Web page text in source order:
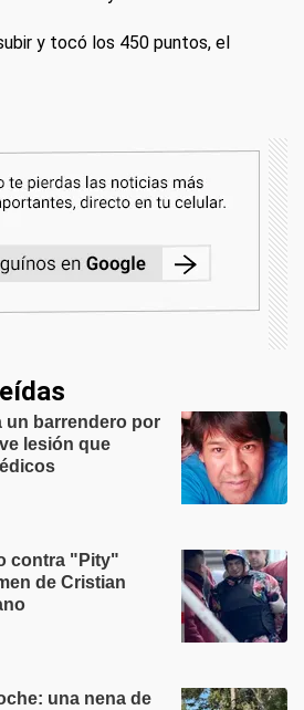
y tocó los 450 puntos, el
un barrendero por
lesión que
contra "Pity"
de Cristian
una nena de